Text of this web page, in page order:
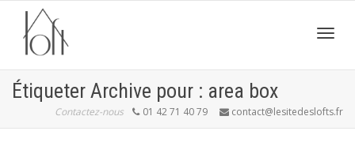
Étiqueter Archive pour : area box
Contactez-nous 01 42 71 40 79 contact@lesitedeslofts.fr